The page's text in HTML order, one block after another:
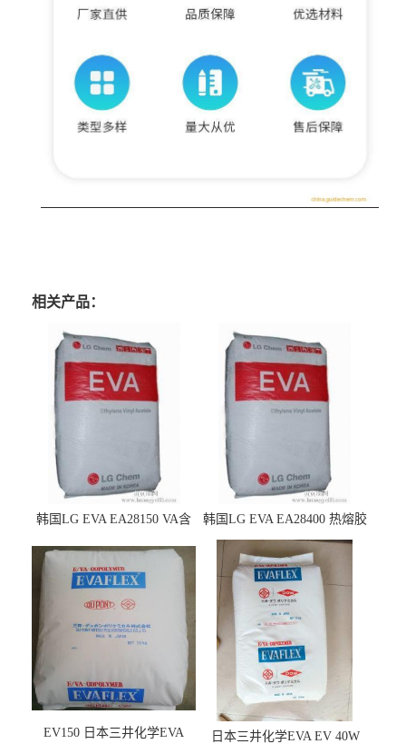
相关产品：
韩国LG EVA EA28150 VA含
韩国LG EVA EA28400 热熔胶
级 VA含量28 熔指400
EV150 日本三井化学EVA
日本三井化学EVA EV 40W